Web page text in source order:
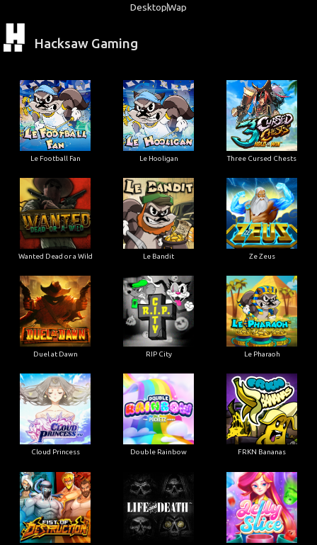
DesktopWap
Hacksaw Gaming
Le Football Fan Le Hooligan Three Cursed Chests
Wanted Dead or a Wild Le Bandit Ze Zeus
Duel at Dawn RIP City Le Pharaoh
Cloud Princess Double Rainbow FRKN Bananas